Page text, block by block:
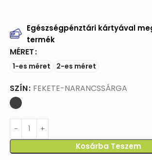
Egészségpénztári kártyával
termék
MÉRET
1-es méret 2-es méret
SZÍN FEKETE-NARANCSSÁRGA
Kosárba Teszem